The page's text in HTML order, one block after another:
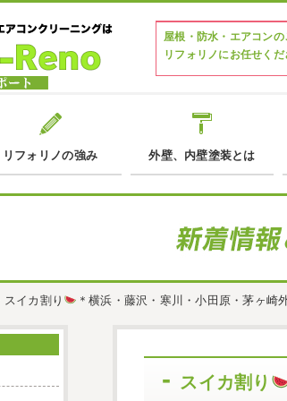
屋根・防水・エアコンの
リフォリノにお任せくだ
リフォリノの強み 外壁、内壁塗装とは
スイカ割り ＊横浜・藤沢・寒川・小田原・茅ヶ崎
スイカ割り